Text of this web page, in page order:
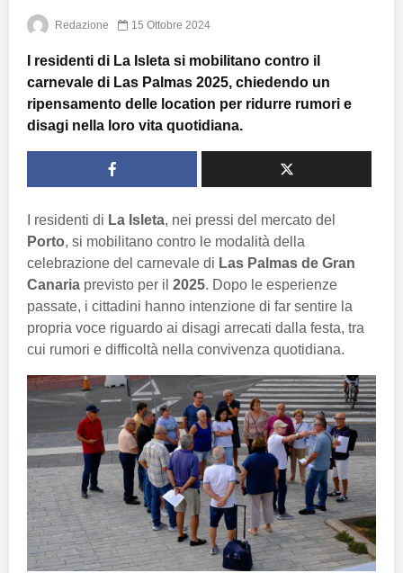
Redazione 15 Ottobre 2024
I residenti di La Isleta si mobilitano contro il
carnevale di Las Palmas 2025, chiedendo un
ripensamento delle location per ridurre rumori e
disagi nella loro vita quotidiana.
I residenti di La Isleta, nei pressi del mercato del
Porto, si mobilitano contro le modalità della
celebrazione del carnevale di Las Palmas de Gran
Canaria previsto per il 2025. Dopo le esperienze
passate, i cittadini hanno intenzione di far sentire la
propria voce riguardo ai disagi arrecati dalla festa, tra
cui rumori e difficoltà nella convivenza quotidiana.